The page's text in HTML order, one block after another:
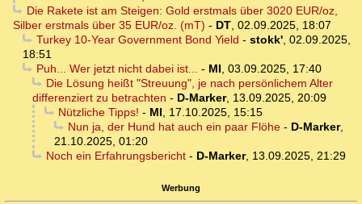
Die Rakete ist am Steigen: Gold erstmals über 3020 EUR/oz,
Silber erstmals über 35 EUR/oz. (mT) - DT, 02.09.2025, 18:07
Turkey 10-Year Government Bond Yield - stokk', 02.09.2025,
18:51
Puh... Wer jetzt nicht dabei ist... - MI, 03.09.2025, 17:40
Die Lösung heißt "Streuung", je nach persönlichem Alter
differenziert zu betrachten - D-Marker, 13.09.2025, 20:09
Nützliche Tipps! - MI, 17.10.2025, 15:15
Nun ja, der Hund hat auch ein paar Flöhe- D-Marker,
21.10.2025, 01:20
Noch ein Erfahrungsbericht- D-Marker, 13.09.2025, 21:29
Werbung